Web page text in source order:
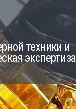
техники и
экспертиза